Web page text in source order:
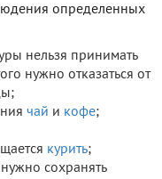
определенных
нельзя принимать
нужно отказаться от
чай и кофе;
курить;
сохранять